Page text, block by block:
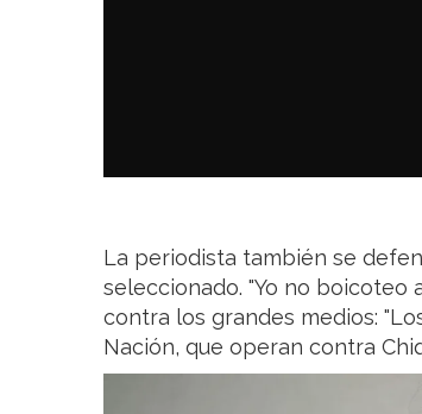
La periodista también se
seleccionado. "Yo no boicoteo
contra los grandes medios:
Nación, que operan contra